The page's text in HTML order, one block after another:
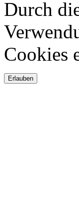
Durch
Cookies
Erlauben